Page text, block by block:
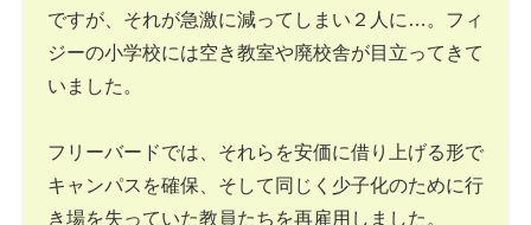
ですが、それが急激に減ってしまい２人に…。フィ
ジーの小学校には空き教室や廃校舎が目立ってきて
いました。
フリーバードでは、それらを安価に借り上げる形で
キャンパスを確保、そして同じく少子化のために行
き場を失っていた教員たちを再雇用しました。